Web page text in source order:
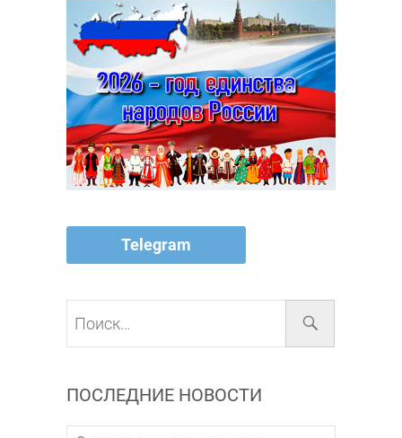
Telegram
ПОСЛЕДНИЕ НОВОСТИ